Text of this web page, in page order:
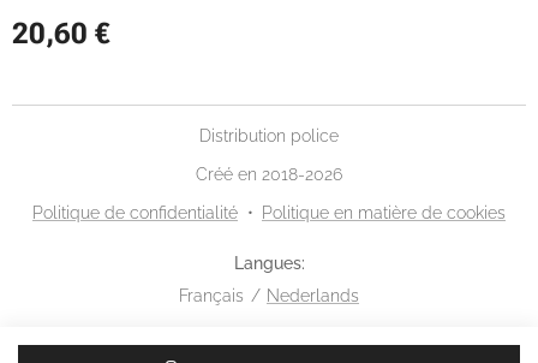
20,60 €
Distribution police
Créé en 2018-2026
Politique de confidentialité
Politique en matière de cookies
Langues
Français
Nederlands